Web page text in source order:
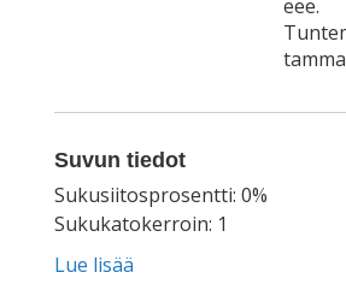
eee.
tamma
Suvun tiedot
Sukusiitosprosentti: 0%
Sukukatokerroin: 1
Lue lisää